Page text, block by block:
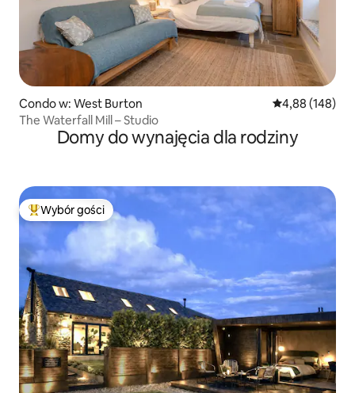
Condo w: West Burton Średnia
4,88 (148)
The Waterfall Mill – Studio
Domy do wynajęcia dla rodziny
Najpopularniejsze z kategorii Wybór gości
Wybór gości